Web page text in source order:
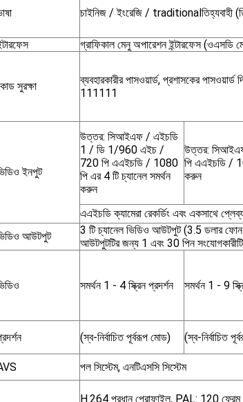
চাইনিজ / ইংরেজি / traditionalতিহ্যবাহী
গ্রাফিকাল মেনু অপারেশন ইন্টারফেস (ওএসডি
সুরক্ষা
ব্যবহারকারীর পাসওয়ার্ড, প্রশাসকের পাসওয়ার্ড
111111
ইনপুট
উত্তর: সিআইএফ / এইচডি
1 / ডি 1/960 এইচ /
720 পি এএইচডি / 1080
পি এর 4 টি চ্যানেল সমর্থন
করুন
উত্তর:
পি এএইচডি /
করুন
এএইচডি ক্যামেরা রেকর্ডিং এবং একসাথে
আউটপুট
3 টি চ্যানেল ভিডিও আউটপুট (3.5 ডলার
আউটপুটটির জন্য 1 এবং 30 পিন
সমর্থন 1 - 4 স্ক্রিন প্রদর্শন সমর্থন 1 - 9
(স্ব-নির্বাচিত পূর্বরূপ মোড) (স্ব-নির্বাচিত
পল সিস্টেম, এনটিএসসি সিস্টেম
H.264 প্রধান প্রোফাইল, PAL: 120 ফ্রেম